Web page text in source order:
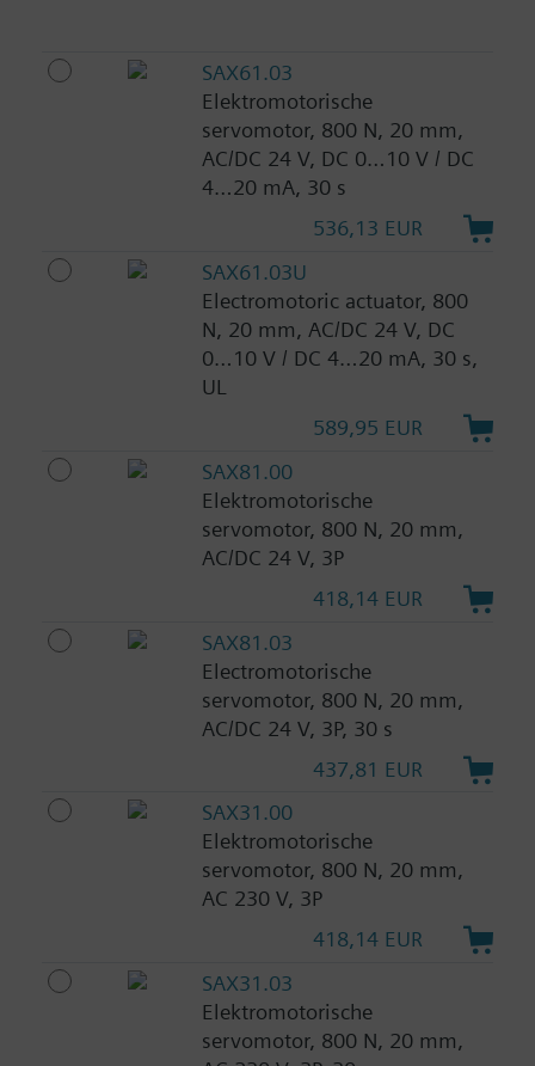
SAX61.03
Elektromotorische
servomotor, 800 N, 20 mm,
AC/DC 24 V, DC 0…10 V / DC
4…20 mA, 30 s
536,13 EUR
SAX61.03U
Electromotoric actuator, 800
N, 20 mm, AC/DC 24 V, DC
0…10 V / DC 4…20 mA, 30 s,
UL
589,95 EUR
SAX81.00
Elektromotorische
servomotor, 800 N, 20 mm,
AC/DC 24 V, 3P
418,14 EUR
SAX81.03
Electromotorische
servomotor, 800 N, 20 mm,
AC/DC 24 V, 3P, 30 s
437,81 EUR
SAX31.00
Elektromotorische
servomotor, 800 N, 20 mm,
AC 230 V, 3P
418,14 EUR
SAX31.03
Elektromotorische
servomotor, 800 N, 20 mm,